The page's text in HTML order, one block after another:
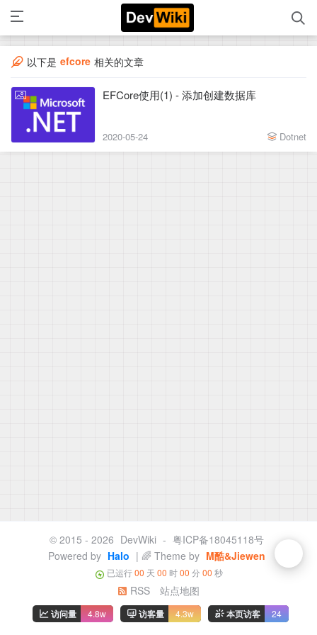
以下是 efcore 相关的文章
EFCore使用(1) - 添加创建数据库
2020-05-24 Dotnet
© 2015 - 2026 DevWiki - 粤ICP备18045118号
Powered by Halo | 🌈 Theme by M酷&Jiewen
已运行00 天 00 时00 分 00 秒
RSS 站点地图
访问量 4.8w 访客量 4.3w 本页访客 24